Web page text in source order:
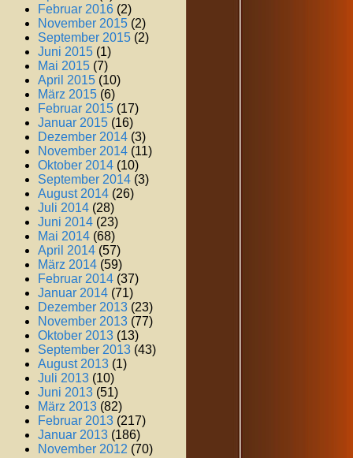
Februar 2016 (2)
November 2015 (2)
September 2015 (2)
Juni 2015 (1)
Mai 2015 (7)
April 2015 (10)
März 2015 (6)
Februar 2015 (17)
Januar 2015 (16)
Dezember 2014 (3)
November 2014 (11)
Oktober 2014 (10)
September 2014 (3)
August 2014 (26)
Juli 2014 (28)
Juni 2014 (23)
Mai 2014 (68)
April 2014 (57)
März 2014 (59)
Februar 2014 (37)
Januar 2014 (71)
Dezember 2013 (23)
November 2013 (77)
Oktober 2013 (13)
September 2013 (43)
August 2013 (1)
Juli 2013 (10)
Juni 2013 (51)
März 2013 (82)
Februar 2013 (217)
Januar 2013 (186)
November 2012 (70)